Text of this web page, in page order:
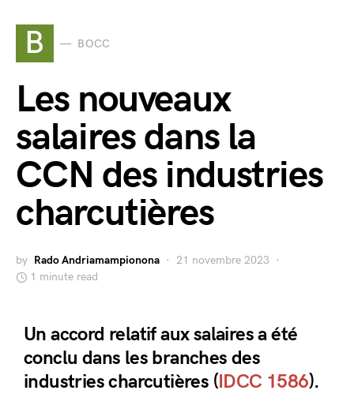
B BOCC
Les nouveaux
salaires dans la
CCN des industries
charcutières
by Rado Andriamampionona
21 novembre 2023
1 minute read
Un accord relatif aux salaires a été
conclu dans les branches des
industries charcutières (IDCC 1586).